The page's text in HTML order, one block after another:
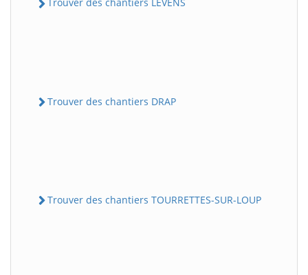
Trouver des chantiers DRAP
Trouver des chantiers TOURRETTES-SUR-LOUP